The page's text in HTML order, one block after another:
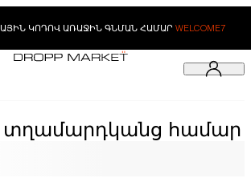
ԿՈԴՈՎ ԱՌԱՋԻՆ ԳՆՄԱՆ ՀԱՄԱՐ WELCOME7
համար